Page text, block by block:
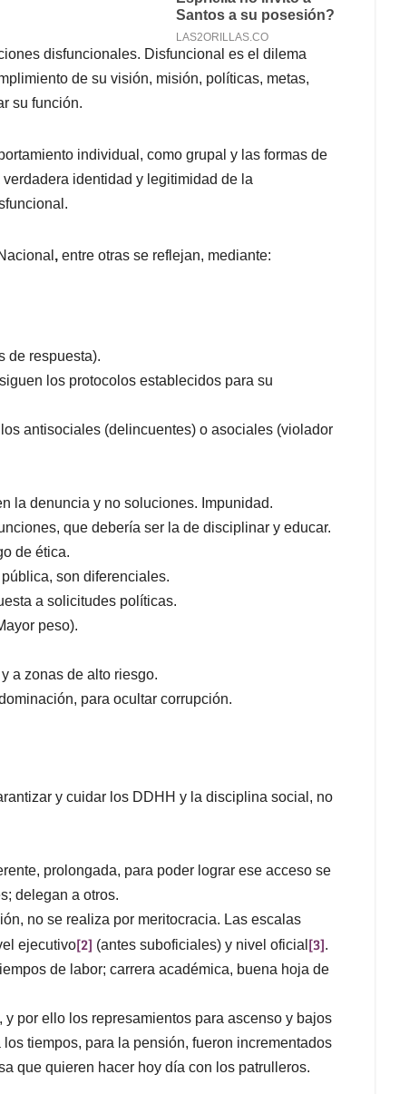
disfuncionales. Disfuncional es el dilema
de su visión, misión, políticas, metas,
su función.
individual, como grupal y las formas de
identidad y legitimidad de la
, entre otras se reflejan, mediante:
de respuesta).
los protocolos establecidos para su
antisociales (delincuentes) o asociales (violador
la denuncia y no soluciones. Impunidad.
que debería ser la de disciplinar y educar.
de ética.
son diferenciales.
a solicitudes políticas.
peso).
a zonas de alto riesgo.
para ocultar corrupción.
y cuidar los DDHH y la disciplina social, no
prolongada, para poder lograr ese acceso se
delegan a otros.
no se realiza por meritocracia. Las escalas
ejecutivo[2] (antes suboficiales) y nivel oficial [3].
de labor; carrera académica, buena hoja de
por ello los represamientos para ascenso y bajos
tiempos, para la pensión, fueron incrementados
que quieren hacer hoy día con los patrulleros.